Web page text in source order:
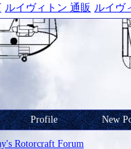
ルイヴィトン 通販 ルイヴ
Profile New
Rotorcraft Forum